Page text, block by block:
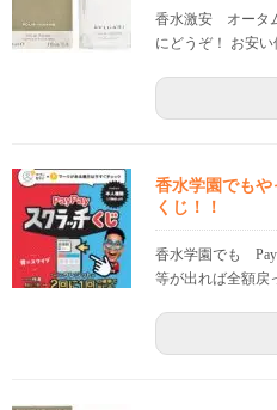
香水激安 オータ
にどうぞ！ お安
香水学園でも
くじ！！
香水学園でも
等が出れば全額戻